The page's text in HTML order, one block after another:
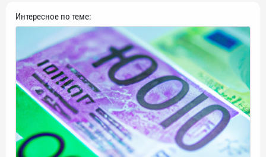
Интересное по теме: